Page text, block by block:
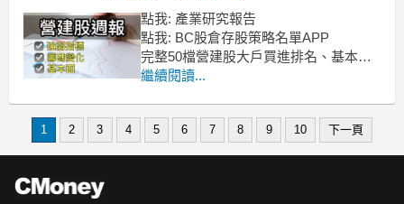
點我: 產業研究報告
點我: BC股倉存股策略名單APP
完整50檔營建股大戶買進排名、基本
面、技術面完整資訊
ref: 玩股網、goodinfo、BC股倉存股
APP、法說會、財報
繼續閱讀...
1 2 3 4 5 6 7 8 9 10 下一頁